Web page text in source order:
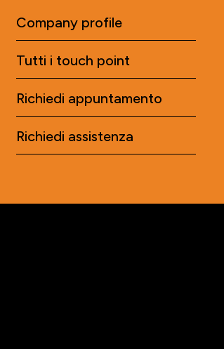
Company profile
Tutti i touch point
Richiedi appuntamento
Richiedi assistenza